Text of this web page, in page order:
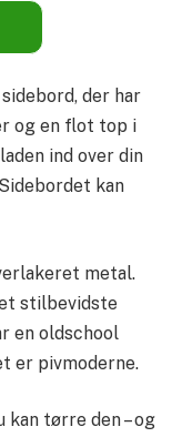
der har
og en flot top i
ind over din
kan
metal.
stilbevidste
en oldschool
er pivmoderne.
kan tørre den – og